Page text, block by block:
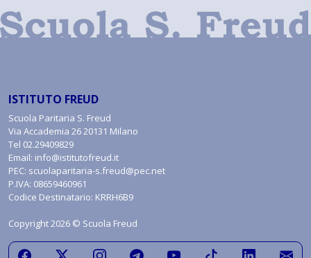
ISTITUTO FREUD
Scuola Paritaria S. Freud
Via Accademia 26 20131 Milano
Tel 02.29409829
Email: info@istitutofreud.it
PEC: scuolaparitaria-s.freud@pec.net
P.IVA: 08659460961
Codice Destinatario: KRRH6B9
Copyright 2026 © Scuola Freud